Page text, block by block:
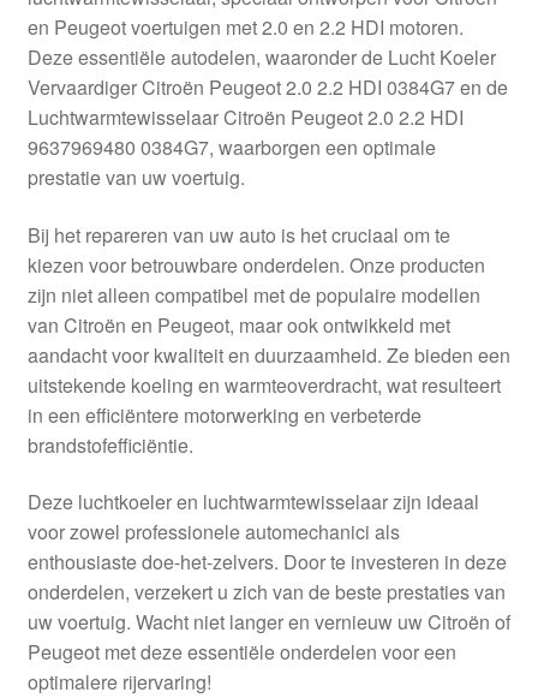
Kassa
Klachten
Klachtenprocedure
Levering
Mijn account
Over ons
Privacybeleid
Winkelwagen
en Peugeot voertuigen met 2.0 en 2.2 HDI motoren.
Deze essentiële autodelen, waaronder de Lucht Koeler
Vervaardiger Citroën Peugeot 2.0 2.2 HDI 0384G7 en de
Luchtwarmtewisselaar Citroën Peugeot 2.0 2.2 HDI
9637969480 0384G7, waarborgen een optimale
prestatie van uw voertuig.
Bij het repareren van uw auto is het cruciaal om te
kiezen voor betrouwbare onderdelen. Onze producten
zijn niet alleen compatibel met de populaire modellen
van Citroën en Peugeot, maar ook ontwikkeld met
aandacht voor kwaliteit en duurzaamheid. Ze bieden een
uitstekende koeling en warmteoverdracht, wat resulteert
in een efficiëntere motorwerking en verbeterde
brandstofefficiëntie.
Deze luchtkoeler en luchtwarmtewisselaar zijn ideaal
voor zowel professionele automechanici als
enthousiaste doe-het-zelvers. Door te investeren in deze
onderdelen, verzekert u zich van de beste prestaties van
uw voertuig. Wacht niet langer en vernieuw uw Citroën of
Peugeot met deze essentiële onderdelen voor een
optimalere rijervaring!